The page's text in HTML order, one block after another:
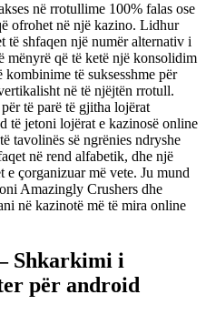
në rrotullime 100% falas ose
ofrohet në një kazino. Lidhur
të shfaqen një numër alternativ i
mënyrë që të ketë një konsolidim
të suksesshme për
në të njëjtën rrotull.
të parë të gjitha lojërat
të jetoni lojërat e kazinosë online
tavolinës së ngrënies ndryshe
në rend alfabetik, dhe një
e çorganizuar më vete. Ju mund
Amazingly Crushers dhe
në kazinotë më të mira online
Shkarkimi i
për android